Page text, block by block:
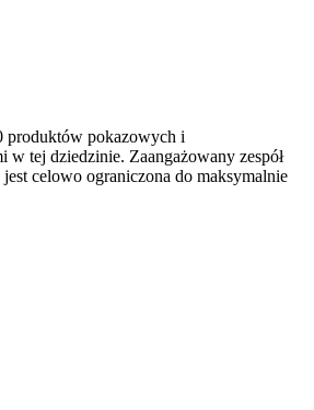
produktów pokazowych i
tej dziedzinie. Zaangażowany zespół
celowo ograniczona do maksymalnie